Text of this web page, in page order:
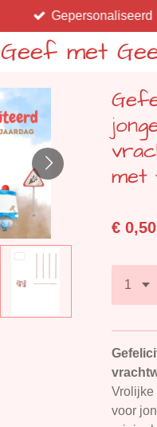
Geef met
Gepersonaliseerd
€ 0,50
Vrolijke
voor